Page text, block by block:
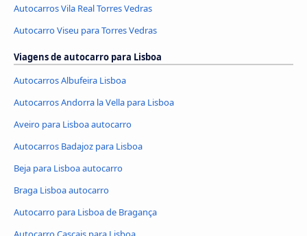
Autocarros Vila Real Torres Vedras
Autocarro Viseu para Torres Vedras
Viagens de autocarro para Lisboa
Autocarros Albufeira Lisboa
Autocarros Andorra la Vella para Lisboa
Aveiro para Lisboa autocarro
Autocarros Badajoz para Lisboa
Beja para Lisboa autocarro
Braga Lisboa autocarro
Autocarro para Lisboa de Bragança